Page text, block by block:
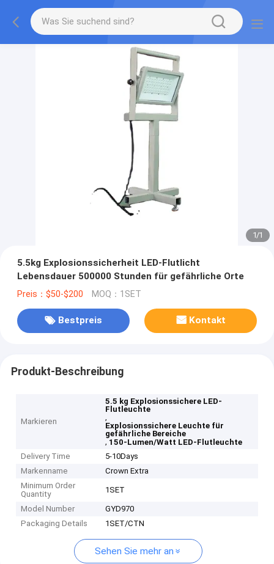
1/1
5.5kg Explosionssicherheit LED-Flutlicht
Lebensdauer 500000 Stunden für gefährliche Orte
Preis：$50-$200 MOQ：1SET
Bestpreis Kontakt
Produkt-Beschreibung
Markieren
5.5 kg Explosionssichere LED-
Flutleuchte
,
Explosionssichere Leuchte für
gefährliche Bereiche
, 150-Lumen/Watt LED-Flutleuchte
Delivery Time
5-10Days
Markenname
Crown Extra
Minimum Order
Quantity
1SET
Model Number
GYD970
Packaging Details
1SET/CTN
Sehen Sie mehr an